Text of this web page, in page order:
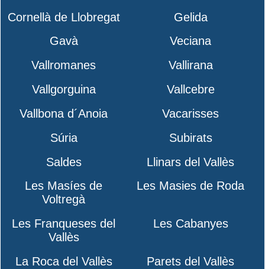
Cornellà de Llobregat
Gelida
Gavà
Veciana
Vallromanes
Vallirana
Vallgorguina
Vallcebre
Vallbona d´Anoia
Vacarisses
Súria
Subirats
Saldes
Llinars del Vallès
Les Masíes de
Voltregà
Les Masies de Roda
Les Franqueses del
Vallès
Les Cabanyes
La Roca del Vallès
Parets del Vallès